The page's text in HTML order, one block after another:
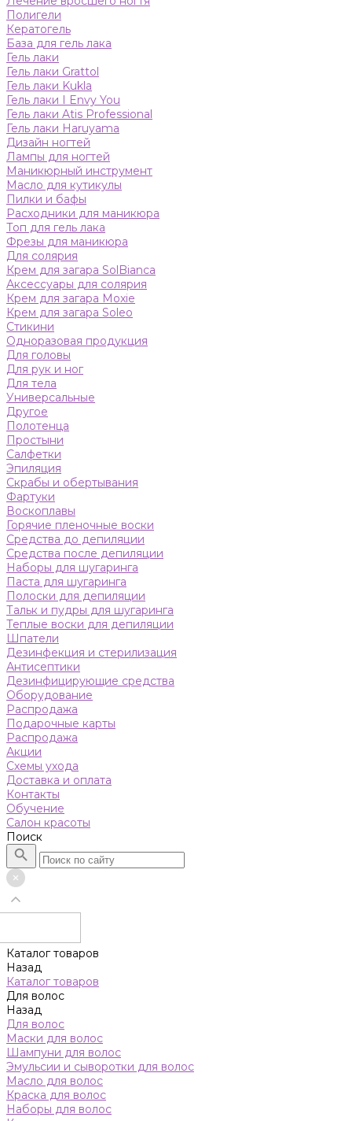
Полигели
Кератогель
База для гель лака
Гель лаки
Гель лаки Grattol
Гель лаки Kukla
Гель лаки I Envy You
Гель лаки Atis Professional
Гель лаки Haruyama
Дизайн ногтей
Лампы для ногтей
Маникюрный инструмент
Масло для кутикулы
Пилки и бафы
Расходники для маникюра
Топ для гель лака
Фрезы для маникюра
Для солярия
Крем для загара SolBianca
Аксессуары для солярия
Крем для загара Moxie
Крем для загара Soleo
Стикини
Одноразовая продукция
Для головы
Для рук и ног
Для тела
Универсальные
Другое
Полотенца
Простыни
Салфетки
Эпиляция
Скрабы и обертывания
Фартуки
Воскоплавы
Горячие пленочные воски
Средства до депиляции
Средства после депиляции
Наборы для шугаринга
Паста для шугаринга
Полоски для депиляции
Тальк и пудры для шугаринга
Теплые воски для депиляции
Шпатели
Дезинфекция и стерилизация
Антисептики
Дезинфицирующие средства
Оборудование
Распродажа
Подарочные карты
Распродажа
Акции
Схемы ухода
Доставка и оплата
Контакты
Обучение
Салон красоты
Поиск
Каталог товаров
Назад
Каталог товаров
Для волос
Назад
Для волос
Маски для волос
Шампуни для волос
Эмульсии и сыворотки для волос
Масло для волос
Краска для волос
Наборы для волос